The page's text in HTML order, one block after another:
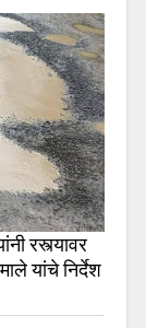
रस्त्यावर
यांचे निर्देश